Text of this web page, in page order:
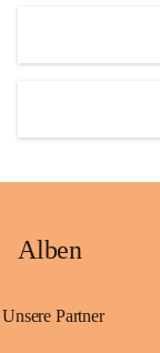
Alben
Unsere Partner